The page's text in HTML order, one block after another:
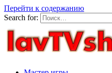
Перейти к содержанию
Search for: